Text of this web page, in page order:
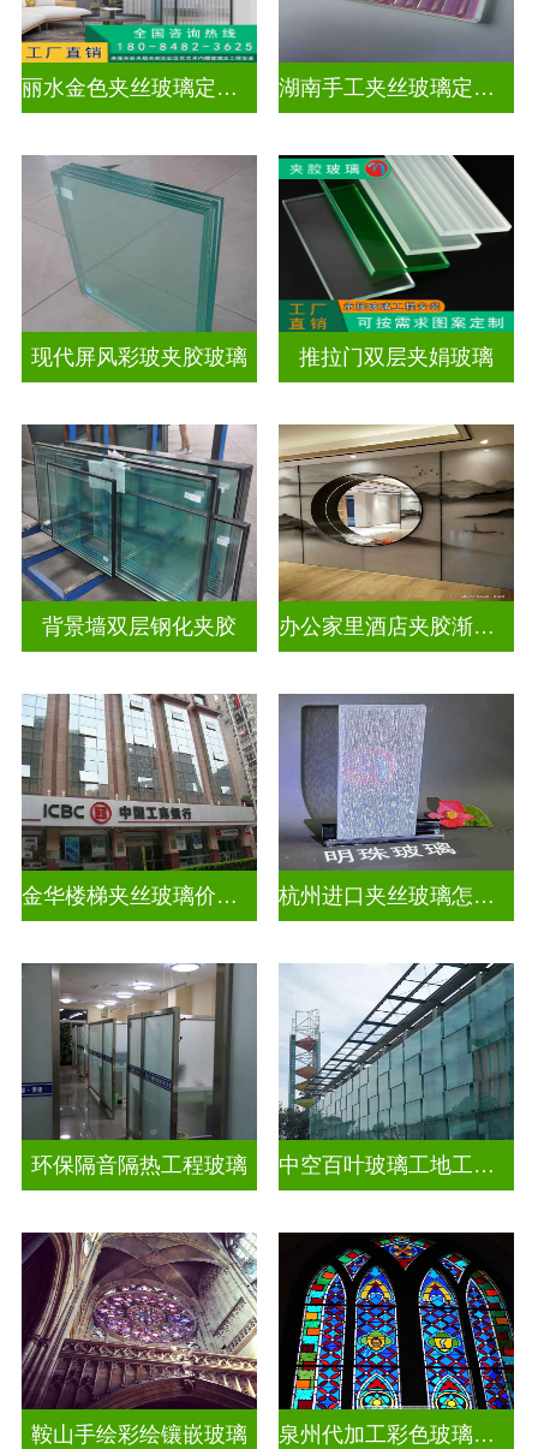
丽水金色夹丝玻璃定制电话 湖南手工夹丝玻璃定制工厂
现代屏风彩玻夹胶玻璃 推拉门双层夹娟玻璃
背景墙双层钢化夹胶 办公家里酒店夹胶渐变玻璃
金华楼梯夹丝玻璃价钱多少一米 杭州进口夹丝玻璃怎么卖
环保隔音隔热工程玻璃 中空百叶玻璃工地工装装饰玻璃
鞍山手绘彩绘镶嵌玻璃 泉州代加工彩色玻璃穹顶